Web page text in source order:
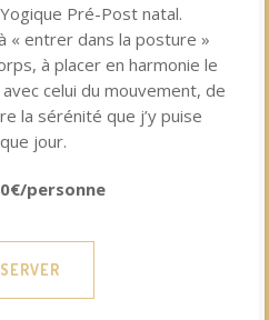
Pré-Post natal.
« entrer dans la posture »
à placer en harmonie le
celui du mouvement, de
la sérénité que j’y puise
jour.
personne